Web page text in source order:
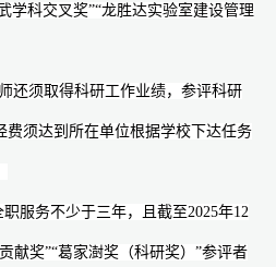
学科交叉奖”“龙胜达实验室建设管理
还须取得科研工作业绩，参评科研
费须达到所在单位根据学校下达任务
服务不少于三年，且截至2025年12
献奖”“葛家澍奖（科研奖）”参评者